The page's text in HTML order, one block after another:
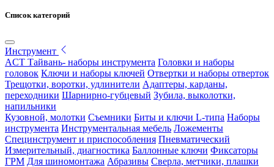
Список категорий
Инструмент
ACT Тайвань- наборы инструмента Головки и наборы
головок Ключи и наборы ключей Отвертки и наборы отверток
Трещотки, воротки, удлинители Адаптеры, карданы,
переходники Шарнирно-губцевый Зубила, выколотки,
напильники
Кузовной, молотки Съемники Биты и ключи L-типа Наборы
инструмента Инструментальная мебель Ложементы
Специнструмент и приспособления Пневматический
Измерительный, диагностика Баллонные ключи Фиксаторы
ГРМ Для шиномонтажа Абразивы Сверла, метчики, плашки